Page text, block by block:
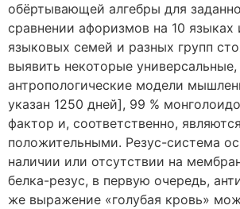
обёртывающей алгебры для
сравнении афоризмов на 10 языках
языковых семей и разных групп
выявить некоторые универсальные,
антропологические модели
указан 1250 дней], 99 %
фактор и, соответственно,
положительными. Резус-система
наличии или отсутствии на
белка-резус, в первую очередь,
же выражение «голубая кровь»